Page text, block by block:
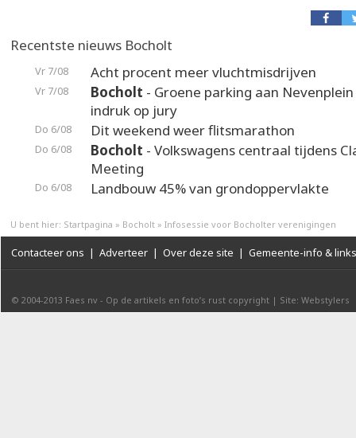
Recentste nieuws Bocholt
Vr 7/08 Acht procent meer vluchtmisdrijven
Vr 7/08 Bocholt - Groene parking aan
indruk op jury
Do 6/08 Dit weekend weer flitsmarathon
Do 6/08 Bocholt - Volkswagens centraal tijdens
Meeting
Do 6/08 Landbouw 45% van grondoppervlakte
U bent hier: Startpagina » Bocholt » Infosessie voor Bocholter verenigingen
Contacteer ons | Adverteer | Over deze site | Gemeente-info & links
© 2004-2013 Faes nv - Op de artikels en foto’s rust copyright | Site: Webstylers